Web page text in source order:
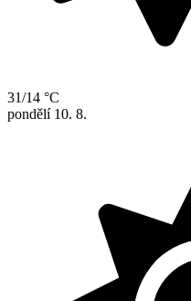
31/14 °C
pondělí 10. 8.